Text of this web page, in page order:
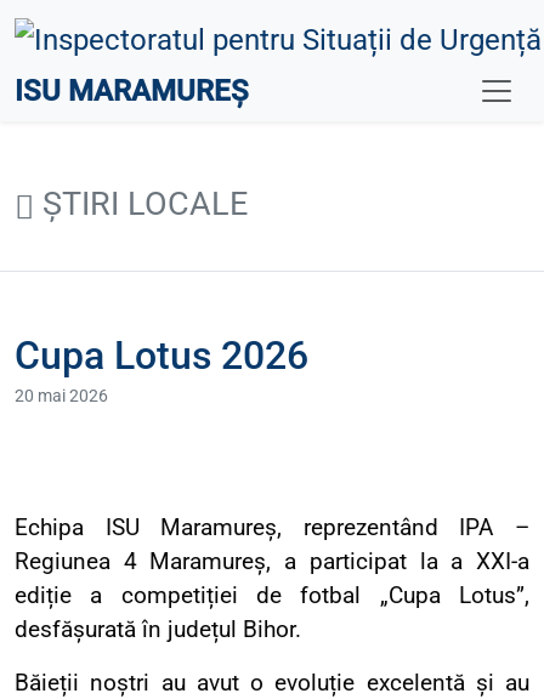
ISU MARAMUREȘ
ȘTIRI LOCALE
Cupa Lotus 2026
20 mai 2026
Echipa ISU Maramureș, reprezentând IPA –
Regiunea 4 Maramureș, a participat la a XXI-a
ediție a competiției de fotbal „Cupa Lotus”,
desfășurată în județul Bihor.
​Băieții noștri au avut o evoluție excelentă și au